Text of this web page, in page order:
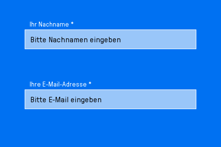
Ihr Nachname *
Ihre E-Mail-Adresse *